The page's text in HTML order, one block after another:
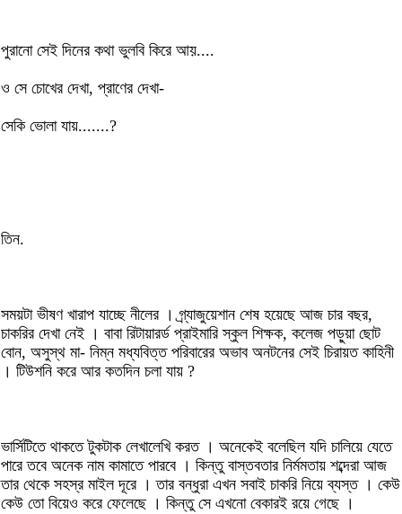
পুরানো সেই দিনের কথা ভুলবি কিরে আয়....
ও সে চোখের দেখা, প্রাণের দেখা-
সেকি ভোলা যায়.......?
তিন.
সময়টা ভীষণ খারাপ যাচ্ছে নীলের । গ্র্যাজুয়েশান শেষ হয়েছে আজ চার বছর,
চাকরির দেখা নেই । বাবা রিটায়ারর্ড প্রাইমারি স্কুল শিক্ষক, কলেজ পড়ুয়া ছোট
বোন, অসুস্থ মা- নিম্ন মধ্যবিত্ত পরিবারের অভাব অনটনের সেই চিরায়ত কাহিনী
। টিউশনি করে আর কতদিন চলা যায় ?
ভার্সিটিতে থাকতে টুকটাক লেখালেখি করত । অনেকেই বলেছিল যদি চালিয়ে যেতে
পারে তবে অনেক নাম কামাতে পারবে । কিন্তু বাস্তবতার নির্মমতায় শব্দেরা আজ
তার থেকে সহস্র মাইল দূরে । তার বন্ধুরা এখন সবাই চাকরি নিয়ে ব্যস্ত । কেউ
কেউ তো বিয়েও করে ফেলেছে । কিন্তু সে এখনো বেকারই রয়ে গেছে ।